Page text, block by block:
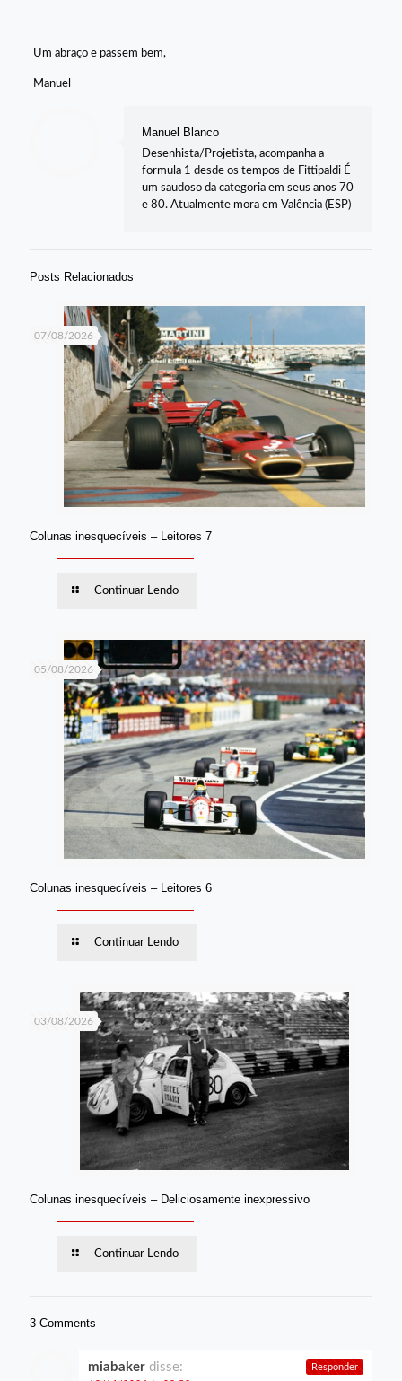
Um abraço e passem bem,
Manuel
Manuel Blanco
Desenhista/Projetista, acompanha a
formula 1 desde os tempos de Fittipaldi É
um saudoso da categoria em seus anos 70
e 80. Atualmente mora em Valência (ESP)
Posts Relacionados
07/08/2026
Colunas inesquecíveis – Leitores 7
Continuar Lendo
05/08/2026
Colunas inesquecíveis – Leitores 6
Continuar Lendo
03/08/2026
Colunas inesquecíveis – Deliciosamente inexpressivo
Continuar Lendo
3 Comments
miabaker disse: Responder